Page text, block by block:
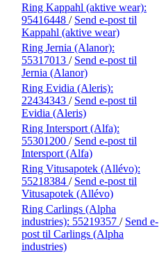
Ring Kappahl (aktive wear):
95416448 / Send e-post til
Kappahl (aktive wear)
Ring Jernia (Alanor):
55317013 / Send e-post til
Jernia (Alanor)
Ring Evidia (Aleris):
22434343 / Send e-post til
Evidia (Aleris)
Ring Intersport (Alfa):
55301200 / Send e-post til
Intersport (Alfa)
Ring Vitusapotek (Allévo):
55218384 / Send e-post til
Vitusapotek (Allévo)
Ring Carlings (Alpha
industries): 55219357 / Send e-
post til Carlings (Alpha
industries)